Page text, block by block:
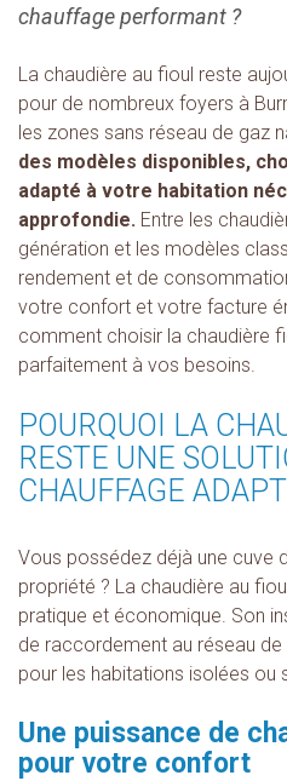
chauffage performant ?
La chaudière au fioul reste
pour de nombreux foyers à
les zones sans réseau de gaz
des modèles disponibles,
adapté à votre habitation
approfondie. Entre les
génération et les modèles
rendement et de
votre confort et votre facture
comment choisir la chaudière
parfaitement à vos besoins.
POURQUOI LA
RESTE UNE
CHAUFFAGE
Vous possédez déjà une cuve
propriété ? La chaudière au
pratique et économique. Son
de raccordement au réseau
pour les habitations isolées ou
Une puissance de
pour votre confort